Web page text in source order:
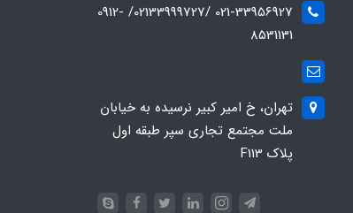
021-33956927 /02133999727/ 0912-
8531131
تهران، خ امیر کبیر نرسیده به خیابان
ملت مجتمع تجاری سپر طبقه اول
پلاک F113